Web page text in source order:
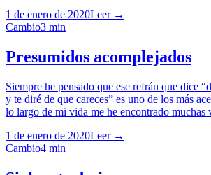
1 de enero de 2020Leer →
Cambio3 min
Presumidos acomplejados
Siempre he pensado que ese refrán que dice
y te diré de que careces” es uno de los más
lo largo de mi vida me he encontrado
1 de enero de 2020Leer →
Cambio4 min